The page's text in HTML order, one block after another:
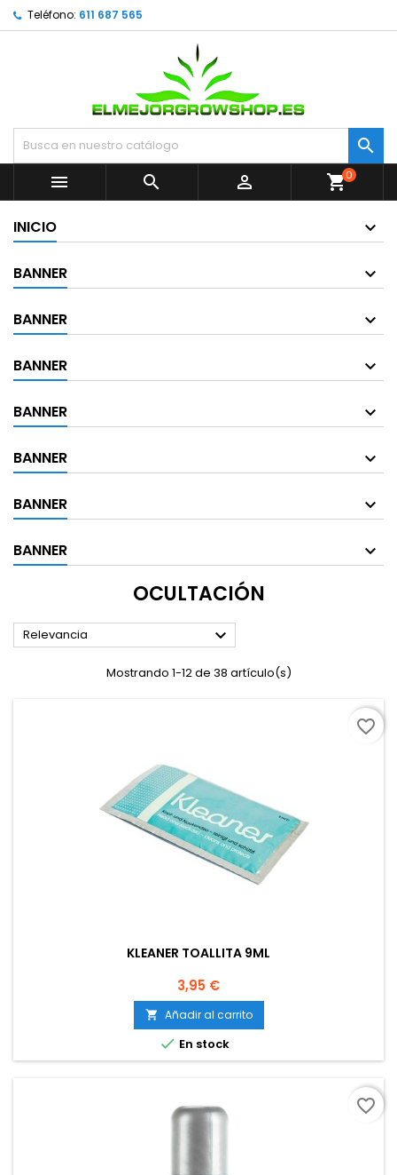
Teléfono: 611 687 565


  shopping_cart0
INICIO
BANNER
BANNER
BANNER
BANNER
BANNER
BANNER
BANNER
OCULTACIÓN
Relevancia 
Mostrando 1-12 de 38 artículo(s)
KLEANER TOALLITA 9ML
Precio
3,95 €
 Añadir al carrito
 En stock
favorite_border
favorite_border